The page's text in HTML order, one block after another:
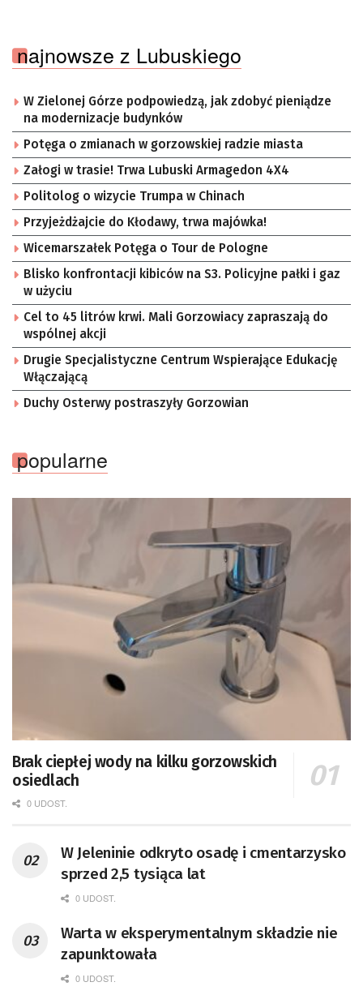
najnowsze z Lubuskiego
W Zielonej Górze podpowiedzą, jak zdobyć pieniądze
na modernizacje budynków
Potęga o zmianach w gorzowskiej radzie miasta
Załogi w trasie! Trwa Lubuski Armagedon 4X4
Politolog o wizycie Trumpa w Chinach
Przyjeżdżajcie do Kłodawy, trwa majówka!
Wicemarszałek Potęga o Tour de Pologne
Blisko konfrontacji kibiców na S3. Policyjne pałki i gaz
w użyciu
Cel to 45 litrów krwi. Mali Gorzowiacy zapraszają do
wspólnej akcji
Drugie Specjalistyczne Centrum Wspierające Edukację
Włączającą
Duchy Osterwy postraszyły Gorzowian
popularne
Brak ciepłej wody na kilku gorzowskich
osiedlach
0 UDOST.
W Jeleninie odkryto osadę i cmentarzysko
sprzed 2,5 tysiąca lat
0 UDOST.
Warta w eksperymentalnym składzie nie
zapunktowała
0 UDOST.